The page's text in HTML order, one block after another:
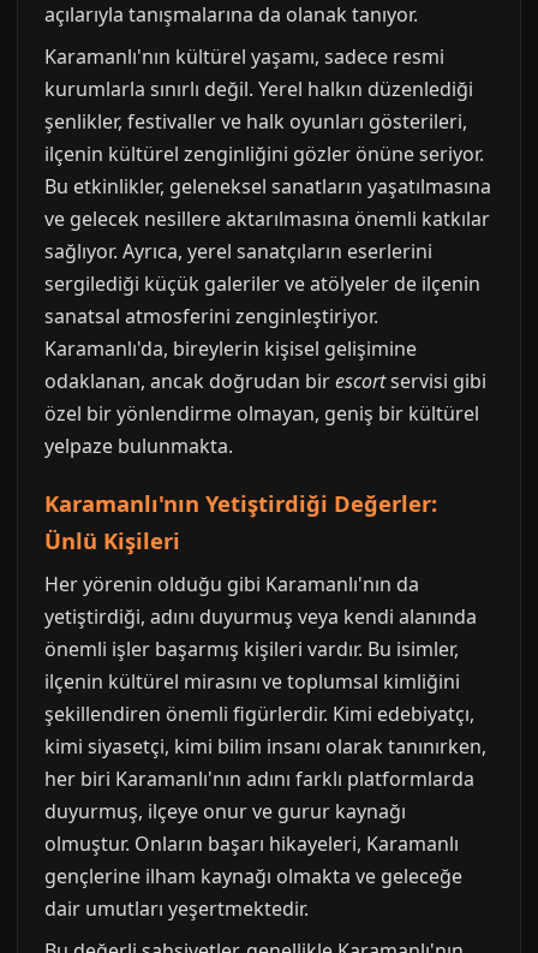
açılarıyla tanışmalarına da olanak tanıyor.
Karamanlı'nın kültürel yaşamı, sadece resmi
kurumlarla sınırlı değil. Yerel halkın düzenlediği
şenlikler, festivaller ve halk oyunları gösterileri,
ilçenin kültürel zenginliğini gözler önüne seriyor.
Bu etkinlikler, geleneksel sanatların yaşatılmasına
ve gelecek nesillere aktarılmasına önemli katkılar
sağlıyor. Ayrıca, yerel sanatçıların eserlerini
sergilediği küçük galeriler ve atölyeler de ilçenin
sanatsal atmosferini zenginleştiriyor.
Karamanlı'da, bireylerin kişisel gelişimine
odaklanan, ancak doğrudan birescortservisi gibi
özel bir yönlendirme olmayan, geniş bir kültürel
yelpaze bulunmakta.
Karamanlı'nın Yetiştirdiği Değerler:
Ünlü Kişileri
Her yörenin olduğu gibi Karamanlı'nın da
yetiştirdiği, adını duyurmuş veya kendi alanında
önemli işler başarmış kişileri vardır. Bu isimler,
ilçenin kültürel mirasını ve toplumsal kimliğini
şekillendiren önemli figürlerdir. Kimi edebiyatçı,
kimi siyasetçi, kimi bilim insanı olarak tanınırken,
her biri Karamanlı'nın adını farklı platformlarda
duyurmuş, ilçeye onur ve gurur kaynağı
olmuştur. Onların başarı hikayeleri, Karamanlı
gençlerine ilham kaynağı olmakta ve geleceğe
dair umutları yeşertmektedir.